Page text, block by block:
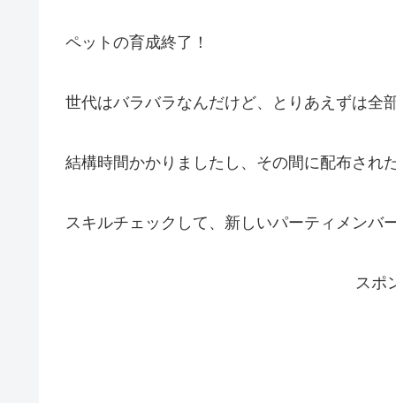
ペットの育成終了！
世代はバラバラなんだけど、とりあえずは全
結構時間かかりましたし、その間に配布さ
スキルチェックして、新しいパーティメンバ
スポ